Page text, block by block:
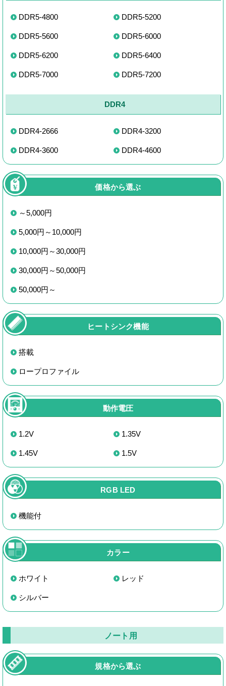
DDR5-4800 DDR5-5200
DDR5-5600 DDR5-6000
DDR5-6200 DDR5-6400
DDR5-7000 DDR5-7200
DDR4
DDR4-2666 DDR4-3200
DDR4-3600 DDR4-4600
価格から選ぶ
～5,000円
5,000円～10,000円
10,000円～30,000円
30,000円～50,000円
50,000円～
ヒートシンク機能
搭載
ロープロファイル
動作電圧
1.2V 1.35V
1.45V 1.5V
RGB LED
機能付
カラー
ホワイト レッド
シルバー
ノート用
規格から選ぶ